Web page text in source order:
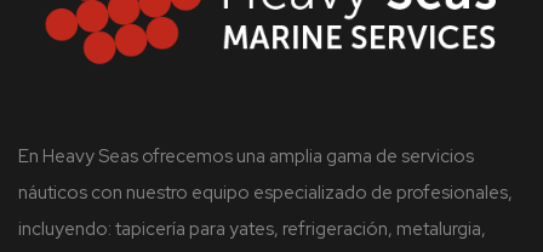
En Heavy Seas ofrecemos una amplia gama de servicios
náuticos con nuestro equipo especializado de profesionales,
incluyendo: tapicería para yates, refrigeración, metalurgia,